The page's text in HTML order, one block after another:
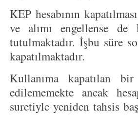
KEP hesabının
ve alımı engellense
tutulmaktadır. İşbu süre
kapatılmaktadır.
Kullanıma kapatılan
edilememekte ancak
suretiyle yeniden tahsis